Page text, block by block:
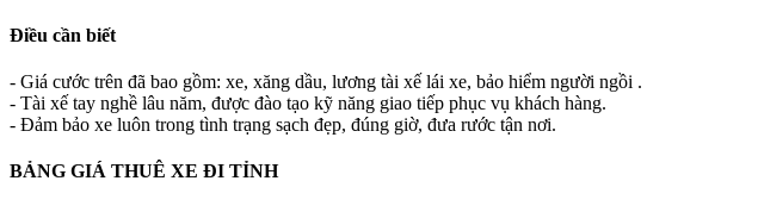
Điều cần biết
- Giá cước trên đã bao gồm: xe, xăng dầu, lương tài xế lái xe, bảo hiểm người ngồi .
- Tài xế tay nghề lâu năm, được đào tạo kỹ năng giao tiếp phục vụ khách hàng.
- Đảm bảo xe luôn trong tình trạng sạch đẹp, đúng giờ, đưa rước tận nơi.
BẢNG GIÁ THUÊ XE ĐI TỈNH